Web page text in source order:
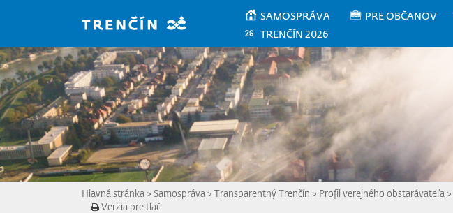
SAMOSPRÁVA PRE OBČANOV
TRENČÍN 2026
Hlavná stránka > Samospráva > Transparentný Trenčín > Profil verejného obstarávateľa >
Verzia pre tlač